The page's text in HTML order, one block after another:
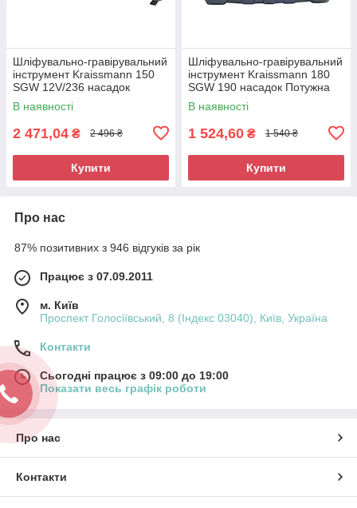
Шліфувально-гравірувальний
інструмент Kraissmann 150
SGW 12V/236 насадок
Потужний гравер для точних
робіт
В наявності
2 471,04 ₴ 2 496 ₴
Купити
Шліфувально-гравірувальний
інструмент Kraissmann 180
SGW 190 насадок Потужна
гравірувальна машина
В наявності
1 524,60 ₴ 1 540 ₴
Купити
Про нас
87% позитивних з 946 відгуків за рік
Працює з 07.09.2011
м. Київ
Проспект Голосіївський, 8 (Індекс 03040), Київ, Україна
Контакти
Сьогодні працює з 09:00 до 19:00
Показати весь графік роботи
Про нас
Контакти